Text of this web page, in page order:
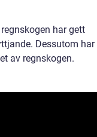
har gett
Dessutom har
av regnskogen.